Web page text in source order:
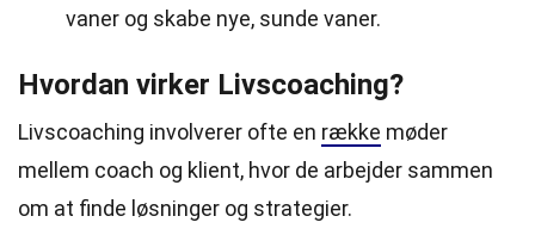
vaner og skabe nye, sunde vaner.
Hvordan virker Livscoaching?
Livscoaching involverer ofte en række møder
mellem coach og klient, hvor de arbejder sammen
om at finde løsninger og strategier.